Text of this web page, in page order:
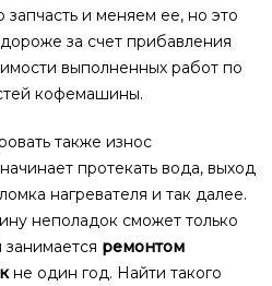
и меняем ее, но это
за счет прибавления
выполненных работ по
кофемашины.
также износ
протекать вода, выход
нагревателя и так далее.
неполадок сможет только
ремонтом
не один год. Найти такого